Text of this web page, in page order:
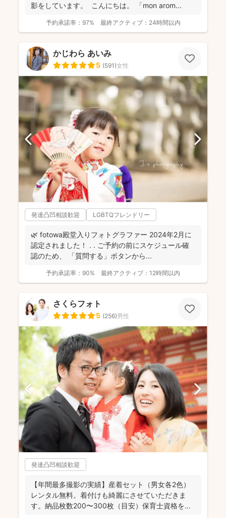
影をしています。 こんにちは。 「mon arom...
予約承諾率： 97% 最終アクティブ： 24時間以内
かじわら あいみ
5 (591)女性
発達凸凹相談歓迎 LGBTQフレンドリー
🌿 fotowa殿堂入りフォトグラファー 2024年2月に
認定されました！ . . ご予約の前にスケジュール確
認のため、 「質問する」ボタンから...
予約承諾率： 90% 最終アクティブ： 12時間以内
さくらフォト
5 (256)男性
発達凸凹相談歓迎
【年間最多撮影の実績】産着セット（男女各2色）
レンタル無料。着付けも綺麗にさせていただきま
す。納品枚数200〜300枚（目安）保育士資格を持